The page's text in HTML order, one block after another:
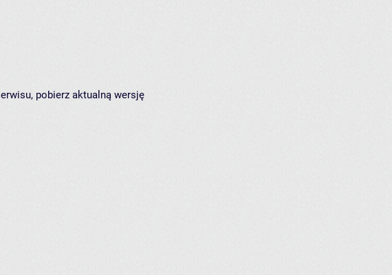
pobierz aktualną wersję